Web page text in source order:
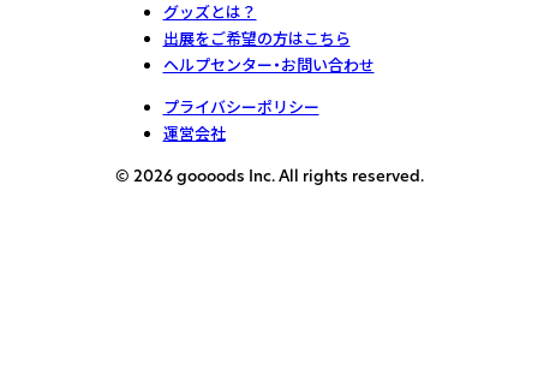
グッズとは？
出展をご希望の方はこちら
ヘルプセンター・お問い合わせ
プライバシーポリシー
運営会社
© 2026 goooods Inc. All rights reserved.